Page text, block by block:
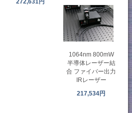
1064nm 800mW
半導体レーザー結
合 ファイバー出力
IRレーザー
217,534円